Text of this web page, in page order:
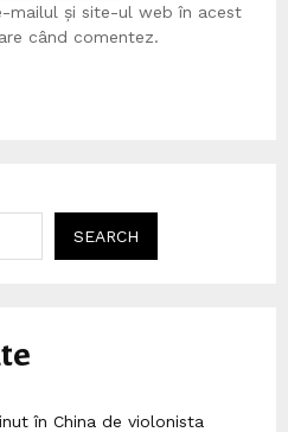
mailul și site-ul web în acest
când comentez.
SEARCH
în China de violonista